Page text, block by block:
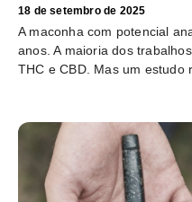
18 de setembro de 2025
A maconha com potencial
anos. A maioria dos
THC e CBD. Mas um estudo